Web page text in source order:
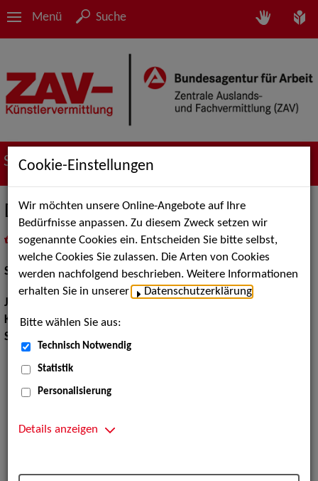
Menü Suche
Suche nach Künstler*innen
Dagmar Claus
als PDF speichern
inMeine Merklistelegen
Schauspiel:Bühne
Jahrgang:
Körpergröße:167 cm
Sprachen:
Cookie-Einstellungen
Wir möchten unsere Online-Angebote auf Ihre
Bedürfnisse anpassen. Zu diesem Zweck setzen wir
sogenannte Cookies ein. Entscheiden Sie bitte selbst,
welche Cookies Sie zulassen. Die Arten von Cookies
werden nachfolgend beschrieben. Weitere Informationen
erhalten Sie in unserer
Datenschutzerklärung
Bitte wählen Sie aus:
Technisch Notwendig
Statistik
Personalisierung
Details anzeigen